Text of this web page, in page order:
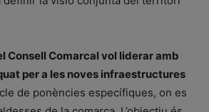
Consell Comarcal vol liderar amb
per a les noves infraestructures
de ponències específiques, on es